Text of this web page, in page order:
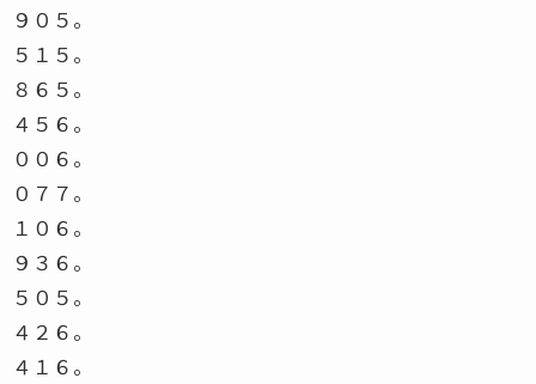
９０５。
５１５。
８６５。
４５６。
００６。
０７７。
１０６。
９３６。
５０５。
４２６。
４１６。